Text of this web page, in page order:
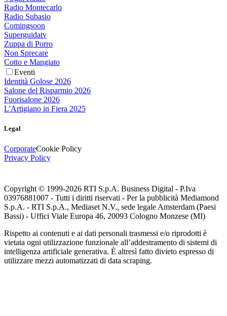
Radio Montecarlo
Radio Subasio
Comingsoon
Superguidatv
Zuppa di Porro
Non Sprecare
Cotto e Mangiato
Eventi
Identità Golose 2026
Salone del Risparmio 2026
Fuorisalone 2026
L'Artigiano in Fiera 2025
Legal
CorporateCookie Policy
Privacy Policy
Copyright © 1999-2026 RTI S.p.A. Business Digital - P.Iva
03976881007 - Tutti i diritti riservati - Per la pubblicità Mediamond
S.p.A. - RTI S.p.A., Mediaset N.V., sede legale Amsterdam (Paesi
Bassi) - Uffici Viale Europa 46, 20093 Cologno Monzese (MI)
Rispetto ai contenuti e ai dati personali trasmessi e/o riprodotti è
vietata ogni utilizzazione funzionale all’addestramento di sistemi di
intelligenza artificiale generativa. È altresì fatto divieto espresso di
utilizzare mezzi automatizzati di data scraping.